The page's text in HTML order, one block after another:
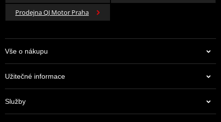
Prodejna QJ Motor Praha
Vše o nákupu
Užitečné informace
Služby